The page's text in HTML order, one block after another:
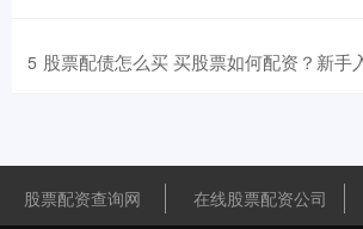
5 股票配债怎么买 买股票如何配资？新手
股票配资查询网 在线股票配资公司